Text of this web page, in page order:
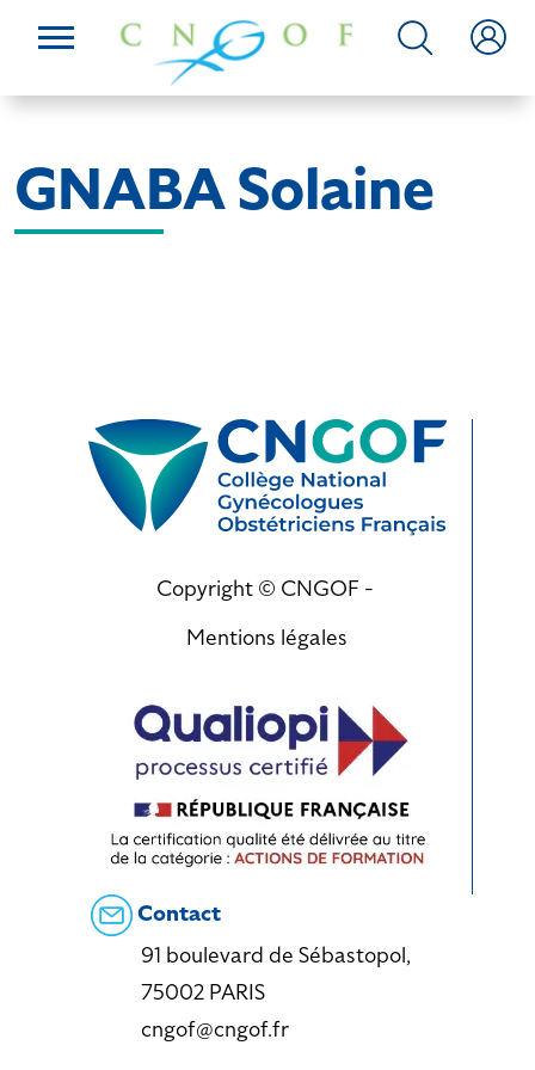
GNABA Solaine
Copyright © CNGOF -
Mentions légales
Contact
91 boulevard de Sébastopol,
75002 PARIS
cngof@cngof.fr